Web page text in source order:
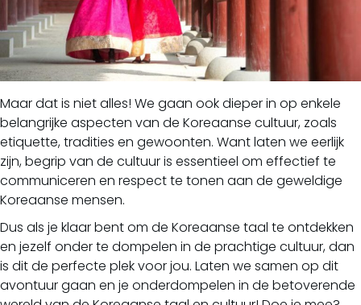
Maar dat is niet alles! We gaan ook dieper in op enkele
belangrijke aspecten van de Koreaanse cultuur, zoals
etiquette, tradities en gewoonten. Want laten we eerlijk
zijn, begrip van de cultuur is essentieel om effectief te
communiceren en respect te tonen aan de geweldige
Koreaanse mensen.
Dus als je klaar bent om de Koreaanse taal te ontdekken
en jezelf onder te dompelen in de prachtige cultuur, dan
is dit de perfecte plek voor jou. Laten we samen op dit
avontuur gaan en je onderdompelen in de betoverende